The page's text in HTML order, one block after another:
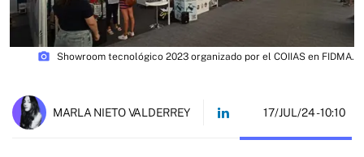
photo_camera Showroom tecnológico 2023 organizado por el COIIAS en FIDMA.
MARLA NIETO VALDERREY 17/JUL/24- 10:10